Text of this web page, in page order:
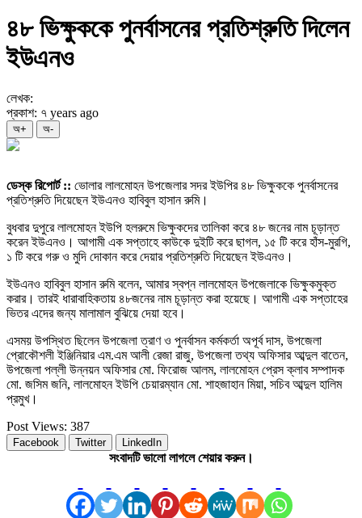
৪৮ ভিক্ষুককে পুনর্বাসনের প্রতিশ্রুতি দিলেন
ইউএনও
লেখক:
প্রকাশ: ৭ years ago
অ+ অ-
ডেস্ক রিপোর্ট :: ভোলার লালমোহন উপজেলার সদর ইউপির ৪৮ ভিক্ষুককে পুনর্বাসনের
প্রতিশ্রুতি দিয়েছেন ইউএনও হাবিবুল হাসান রুমি।
বুধবার দুপুরে লালমোহন ইউপি হলরুমে ভিক্ষুকদের তালিকা করে ৪৮ জনের নাম চূড়ান্ত
করেন ইউএনও। আগামী এক সপ্তাহে কাউকে দুইটি করে ছাগল, ১৫ টি করে হাঁস-মুরগি,
১ টি করে গরু ও মুদি দোকান করে দেয়ার প্রতিশ্রুতি দিয়েছেন ইউএনও।
ইউএনও হাবিবুল হাসান রুমি বলেন, আমার স্বপ্ন লালমোহন উপজেলাকে ভিক্ষুকমুক্ত
করার। তারই ধারাবাহিকতায় ৪৮জনের নাম চূড়ান্ত করা হয়েছে। আগামী এক সপ্তাহের
ভিতর এদের জন্য মালামাল বুঝিয়ে দেয়া হবে।
এসময় উপস্থিত ছিলেন উপজেলা ত্রাণ ও পুনর্বাসন কর্মকর্তা অপূর্ব দাস, উপজেলা
প্রোকৌশলী ইঞ্জিনিয়ার এম.এম আলী রেজা রাজু, উপজেলা তথ্য অফিসার আব্দুল বাতেন,
উপজেলা পল্লী উন্নয়ন অফিসার মো. ফিরোজ আলম, লালমোহন প্রেস ক্লাব সম্পাদক
মো. জসিম জনি, লালমোহন ইউপি চেয়ারম্যান মো. শাহজাহান মিয়া, সচিব আব্দুল হালিম
প্রমুখ।
Post Views: 387
Facebook Twitter LinkedIn
সংবাদটি ভালো লাগলে শেয়ার করুন।